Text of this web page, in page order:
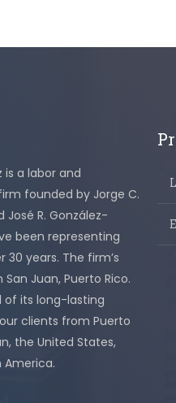
is a labor and
founded by Jorge C.
José R. González-
been representing
years. The firm’s
Juan, Puerto Rico.
of its long-lasting
clients from Puerto
the United States,
America.